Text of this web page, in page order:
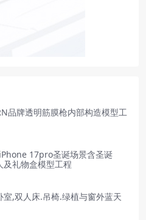
品牌透明筋膜枪内部构造模型工
17pro圣诞场景含圣诞
及礼物盒模型工程
室,双人床.吊椅.绿植与窗外蓝天